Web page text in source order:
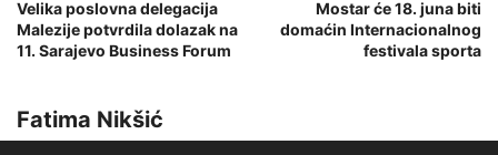
Velika poslovna delegacija
Malezije potvrdila dolazak na
11. Sarajevo Business Forum
Mostar će 18. juna biti
domaćin Internacionalnog
festivala sporta
Fatima Nikšić